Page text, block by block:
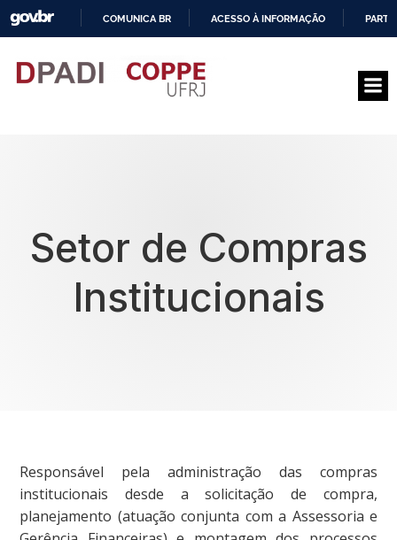
R
P
A
Ú
D
COMUNICA BR ACESSO À INFORMAÇÃO
Setor de Compras
Institucionais
Responsável pela administração das compras
institucionais desde a solicitação de compra,
planejamento (atuação conjunta com a Assessoria e